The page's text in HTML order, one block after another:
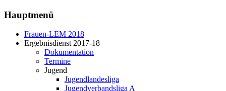
Hauptmenü
Frauen-LEM 2018
Ergebnisdienst 2017-18
Dokumentation
Termine
Jugend
Jugendlandesliga
Jugendverbandsliga A